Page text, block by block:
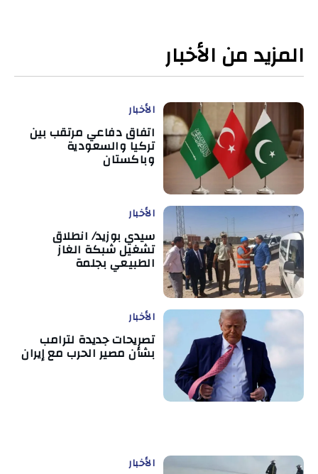
المزيد من الأخبار
الأخبار
اتفاق دفاعي مرتقب بين
تركيا والسعودية
وباكستان
الأخبار
سيدي بوزيد/ انطلاق
تشغيل شبكة الغاز
الطبيعي بجلمة
الأخبار
تصريحات جديدة لترامب
بشأن مصير الحرب مع إيران
الأخبار